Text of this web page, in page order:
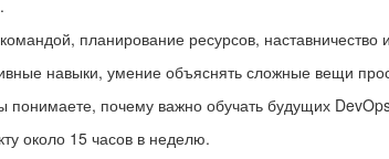
планирование ресурсов, наставничество
навыки, умение объяснять сложные вещи
почему важно обучать будущих
около 15 часов в неделю.